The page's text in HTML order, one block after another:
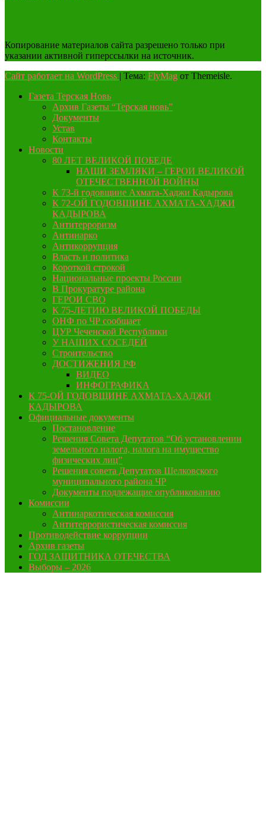
Копирование материалов сайта разрешено только при
указании активной гиперссылки на источник.
Сайт работает на WordPress | Тема: FlyMag от Themeisle.
Газета Терская Новь
Архив Газеты “Терская новь”
Документы
Устав
Контакты
Новости
80 ЛЕТ ВЕЛИКОЙ ПОБЕДЕ
НАШИ ЗЕМЛЯКИ – ГЕРОИ ВЕЛИКОЙ
ОТЕЧЕСТВЕННОЙ ВОЙНЫ
К 73-й годовщине Ахмата-Хаджи Кадырова
К 72-ОЙ ГОДОВЩИНЕ АХМАТА-ХАДЖИ
КАДЫРОВА
Антитерроризм
Антинарко
Антикоррупция
Власть и политика
Короткой строкой
Национальные проекты России
В Прокуратуре района
ГЕРОИ СВО
К 75-ЛЕТИЮ ВЕЛИКОЙ ПОБЕДЫ
ОНФ по ЧР сообщает
ЦУР Чеченской Республики
У НАШИХ СОСЕДЕЙ
Строительство
ДОСТИЖЕНИЯ РФ
ВИДЕО
ИНФОГРАФИКА
К 75-ОЙ ГОДОВЩИНЕ АХМАТА-ХАДЖИ
КАДЫРОВА
Официальные документы
Постановление
Решения Совета Депутатов “Об установлении
земельного налога, налога на имущество
физических лиц”
Решения совета Депутатов Шелковского
муниципального района ЧР
Документы подлежащие опубликованию
Комиссии
Антинаркотическая комиссия
Антитеррористическая комиссия
Противодействие коррупции
Архив газеты
ГОД ЗАЩИТНИКА ОТЕЧЕСТВА
Выборы – 2026